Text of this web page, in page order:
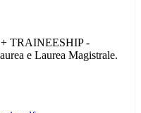
TRAINEESHIP -
e Laurea Magistrale.